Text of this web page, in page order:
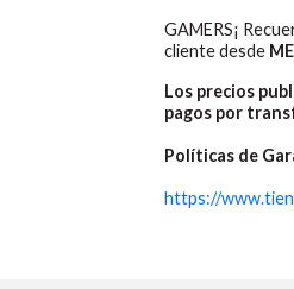
GAMERS¡
cliente desde
Los precios
pagos por
Políticas de
https://